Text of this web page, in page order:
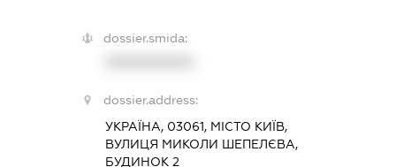
dossier.smida:
dossier.address:
УКРАЇНА, 03061, МІСТО КИЇВ,
ВУЛИЦЯ МИКОЛИ ШЕПЕЛЄВА,
БУДИНОК 2